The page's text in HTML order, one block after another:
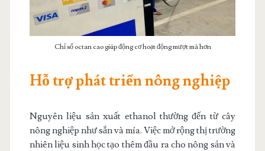
Chỉ số octan cao giúp động cơ hoạt động mượt mà hơn
Hỗ trợ phát triển nông nghiệp
Nguyên liệu sản xuất ethanol thường đến từ cây
nông nghiệp như sắn và mía. Việc mở rộng thị trường
nhiên liệu sinh học tạo thêm đầu ra cho nông sản và